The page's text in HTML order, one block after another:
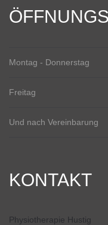
Montag - Donnerstag
Freitag
Und nach Vereinbarung
KONTAKT
Physiotherapie Hustig